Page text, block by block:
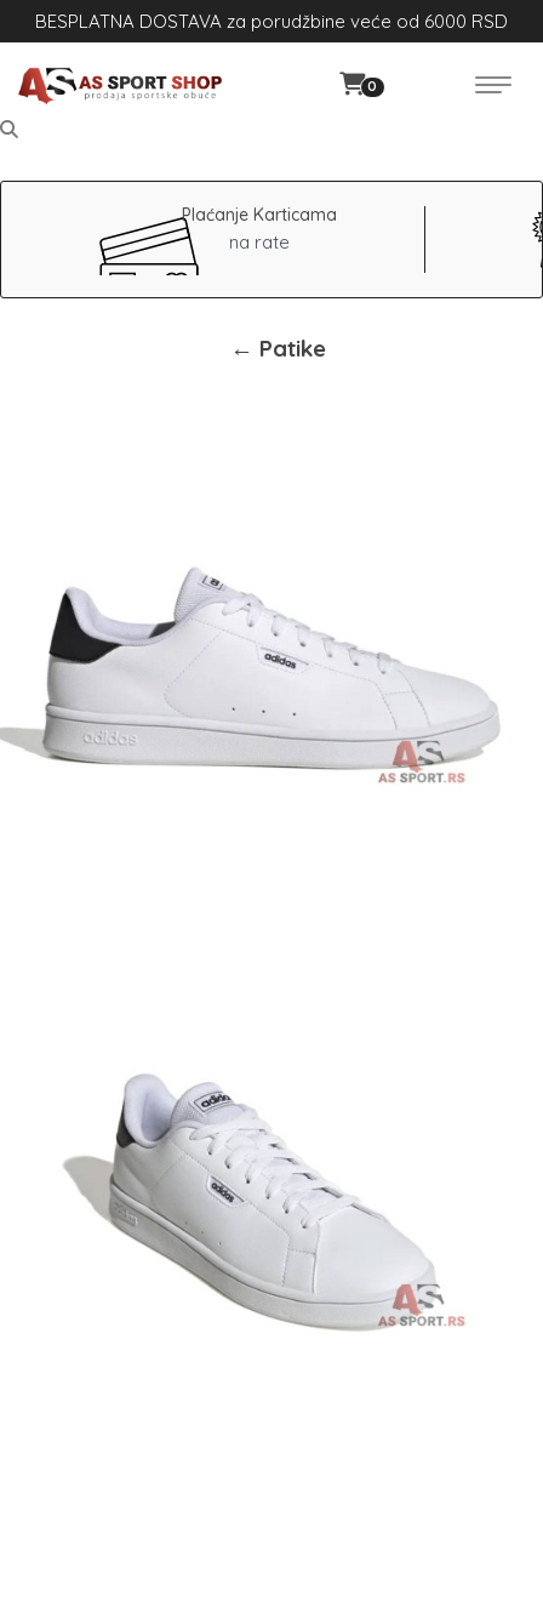
BESPLATNA DOSTAVA za porudžbine veće od 6000 RSD
0
Plaćanje Karticama
na rate
← Patike